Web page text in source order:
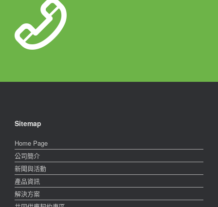
Sitemap
Home Page
公司簡介
新聞與活動
產品資訊
解決方案